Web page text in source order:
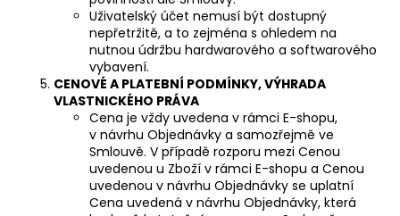
Uživatelský účet nemusí být dostupný
nepřetržitě, a to zejména s ohledem na
nutnou údržbu hardwarového a softwarového
vybavení.
CENOVÉ A PLATEBNÍ PODMÍNKY, VÝHRADA
VLASTNICKÉHO PRÁVA
Cena je vždy uvedena v rámci E-shopu,
v návrhu Objednávky a samozřejmě ve
Smlouvě. V případě rozporu mezi Cenou
uvedenou u Zboží v rámci E-shopu a Cenou
uvedenou v návrhu Objednávky se uplatní
Cena uvedená v návrhu Objednávky, která